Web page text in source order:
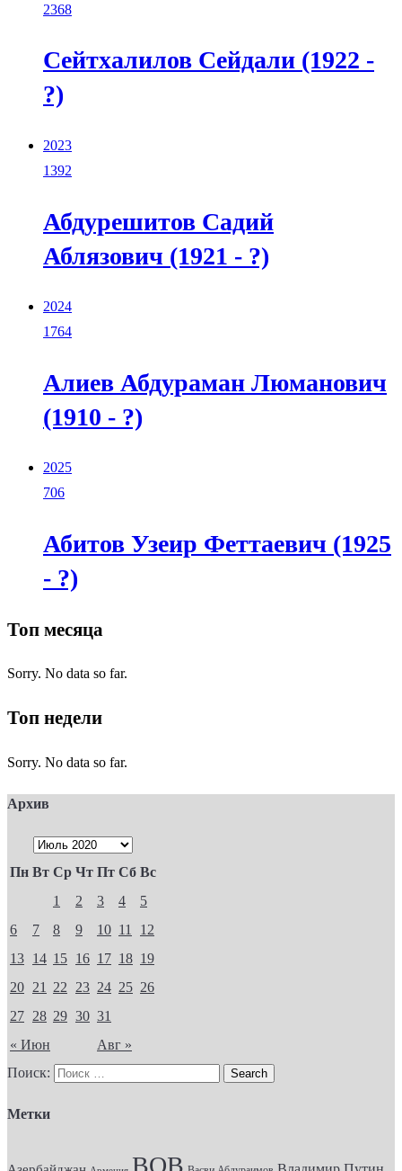
2368
Сейтхалилов Сейдали (1922 -
?)
2023
1392
Абдурешитов Садий
Аблязович (1921 - ?)
2024
1764
Алиев Абдураман Люманович
(1910 - ?)
2025
706
Абитов Узеир Феттаевич (1925
- ?)
Топ месяца
Sorry. No data so far.
Топ недели
Sorry. No data so far.
Архив
Пн Вт Ср Чт Пт Сб Вс
« Июн Авг »
1 2 3 4
5
6
7 8 9 10 11
12
13 14 15 16 17 18 19
20 21 22 23 24 25 26
27 28 29 30 31
Поиск:
Метки
ВОВ